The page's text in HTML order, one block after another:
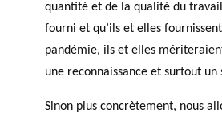
quantité et de la qualité du
fourni et qu’ils et elles
pandémie, ils et elles
une reconnaissance et surtout un
Sinon plus concrètement, nous